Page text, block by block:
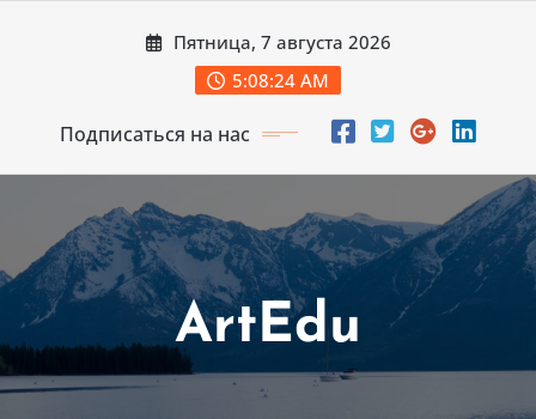
Пятница, 7 августа 2026
5:08:26 AM
Подписаться на нас
ArtEdu